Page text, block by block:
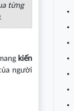
từng
kiến
người